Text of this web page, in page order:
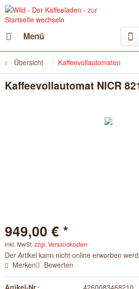
Menü
Übersicht Kaffeevollautomaten
Kaffeevollautomat NICR
949,00 € *
inkl. MwSt. zzgl. Versandkosten
Der Artikel kann nicht online erworben
Merken
Bewerten
Artikel-Nr.: 4260083468210